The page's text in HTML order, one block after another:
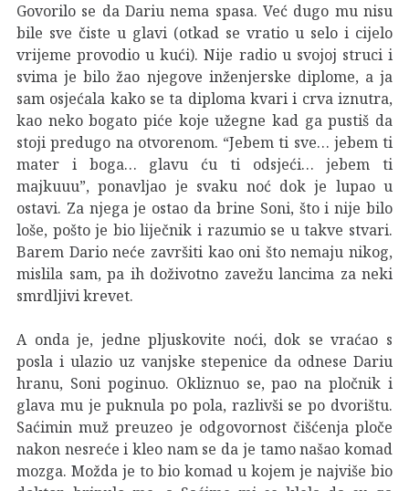
Govorilo se da Dariu nema spasa. Već dugo mu nisu
bile sve čiste u glavi (otkad se vratio u selo i cijelo
vrijeme provodio u kući). Nije radio u svojoj struci i
svima je bilo žao njegove inženjerske diplome, a ja
sam osjećala kako se ta diploma kvari i crva iznutra,
kao neko bogato piće koje užegne kad ga pustiš da
stoji predugo na otvorenom. “Jebem ti sve… jebem ti
mater i boga… glavu ću ti odsjeći… jebem ti
majkuuu”, ponavljao je svaku noć dok je lupao u
ostavi. Za njega je ostao da brine Soni, što i nije bilo
loše, pošto je bio liječnik i razumio se u takve stvari.
Barem Dario neće završiti kao oni što nemaju nikog,
mislila sam, pa ih doživotno zavežu lancima za neki
smrdljivi krevet.
A onda je, jedne pljuskovite noći, dok se vraćao s
posla i ulazio uz vanjske stepenice da odnese Dariu
hranu, Soni poginuo. Okliznuo se, pao na pločnik i
glava mu je puknula po pola, razlivši se po dvorištu.
Saćimin muž preuzeo je odgovornost čišćenja ploče
nakon nesreće i kleo nam se da je tamo našao komad
mozga. Možda je to bio komad u kojem je najviše bio